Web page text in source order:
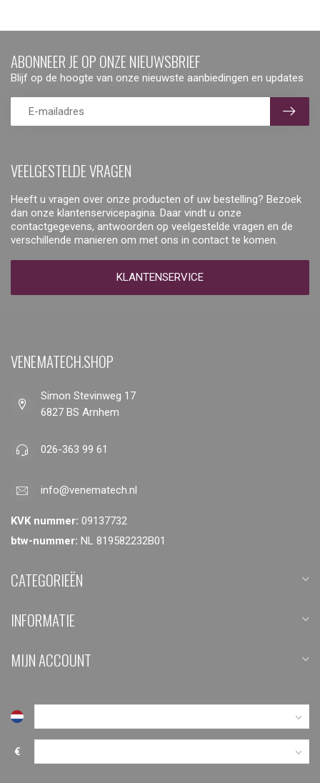
VEELGESTELDE VRAGEN
Heeft u vragen over onze producten of uw bestelling? Bezoek
dan onze klantenservicepagina. Daar vindt u onze
contactgegevens, antwoorden op veelgestelde vragen en de
verschillende manieren om met ons in contact te komen.
KLANTENSERVICE
ABONNEER JE OP ONZE NIEUWSBRIEF
Blijf op de hoogte van onze nieuwste aanbiedingen en updates
VENEMATECH.SHOP
Simon Stevinweg 17
6827 BS Arnhem
026-363 99 61
info@venematech.nl
KVK nummer: 09137732
btw-nummer: NL 819582232B01
CATEGORIEËN
INFORMATIE
MIJN ACCOUNT
€